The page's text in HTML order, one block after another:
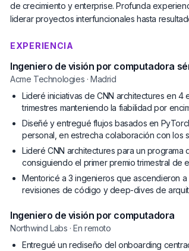
de crecimiento y enterprise. Profunda
liderar proyectos interfuncionales hasta
EXPERIENCIA
Ingeniero de visión por computadora
Acme Technologies · Madrid
Lideré iniciativas de CNN architectures en
trimestres manteniendo la fiabilidad por
Diseñé y entregué flujos basados en
personal, en estrecha colaboración con los
Lideré CNN architectures para un
consiguiendo el primer premio trimestral de
Mentoricé a 3 ingenieros que ascendieron
revisiones de código y deep-dives de
Ingeniero de visión por computadora
Northwind Labs · En remoto
Entregué un rediseño del onboarding